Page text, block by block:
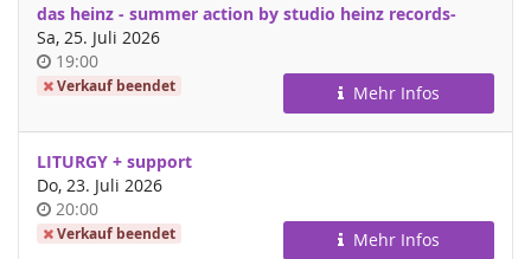
das heinz - summer action by studio heinz records-
Sa, 25. Juli 2026
Uhrzeit
19:00
Verkauf beendet Mehr Infos
LITURGY + support
Do, 23. Juli 2026
Uhrzeit
20:00
Verkauf beendet Mehr Infos